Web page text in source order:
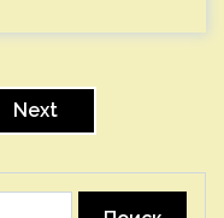
Next